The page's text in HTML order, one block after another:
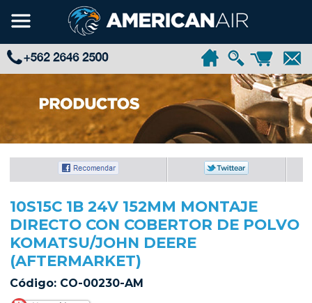
10S15C 1B 24V 152MM MONTAJE
DIRECTO CON COBERTOR DE POLVO
KOMATSU/JOHN DEERE
(AFTERMARKET)
Código: CO-00230-AM